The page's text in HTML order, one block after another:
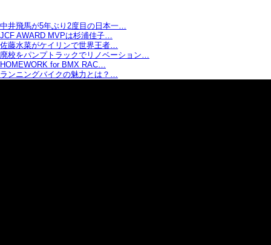
中井飛馬が5年ぶり2度目の日本一…
JCF AWARD MVPは杉浦佳子…
佐藤水菜がケイリンで世界王者…
廃校をパンプトラックでリノベーション…
HOMEWORK for BMX RAC…
ランニングバイクの魅力とは？…